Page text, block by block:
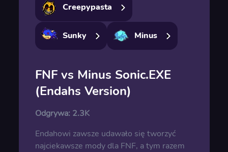
Creepypasta
Sunky Minus
FNF vs Minus Sonic.EXE
(Endahs Version)
Odgrywa: 2.3K
Endahowi zawsze udawało się tworzyć
najciekawsze mody dla FNF, a tym razem